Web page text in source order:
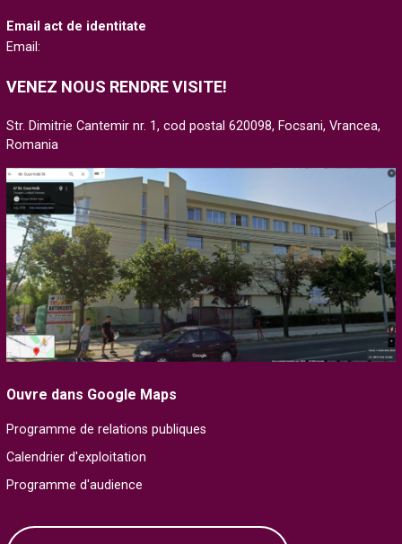
Email act de identitate
Email:
VENEZ NOUS RENDRE VISITE!
Str. Dimitrie Cantemir nr. 1, cod postal 620098, Focsani, Vrancea,
Romania
Ouvre dans Google Maps
Programme de relations publiques
Calendrier d'exploitation
Programme d'audience